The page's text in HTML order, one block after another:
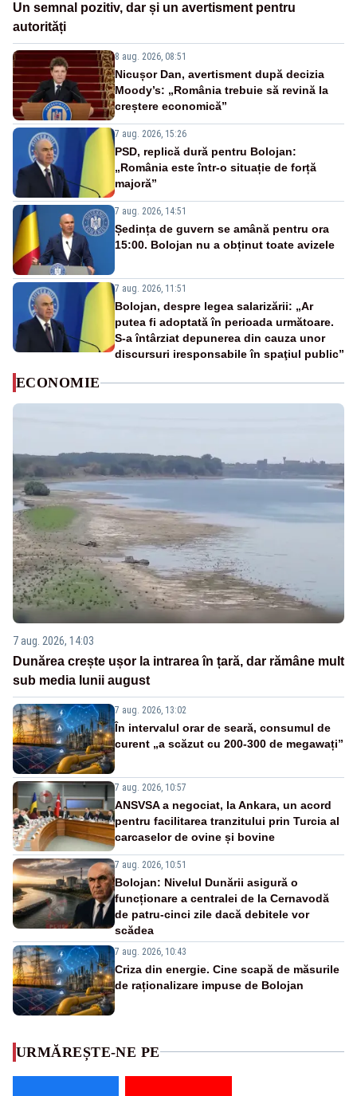
Un semnal pozitiv, dar și un avertisment pentru
autorități
8 aug. 2026, 08:51
Nicușor Dan, avertisment după decizia
Moody’s: „România trebuie să revină la
creștere economică”
7 aug. 2026, 15:26
PSD, replică dură pentru Bolojan:
„România este într-o situație de forță
majoră”
7 aug. 2026, 14:51
Ședința de guvern se amână pentru ora
15:00. Bolojan nu a obținut toate avizele
7 aug. 2026, 11:51
Bolojan, despre legea salarizării: „Ar
putea fi adoptată în perioada următoare.
S-a întârziat depunerea din cauza unor
discursuri iresponsabile în spaţiul public”
ECONOMIE
7 aug. 2026, 14:03
Dunărea crește ușor la intrarea în țară, dar rămâne mult
sub media lunii august
7 aug. 2026, 13:02
În intervalul orar de seară, consumul de
curent „a scăzut cu 200-300 de megawați”
7 aug. 2026, 10:57
ANSVSA a negociat, la Ankara, un acord
pentru facilitarea tranzitului prin Turcia al
carcaselor de ovine și bovine
7 aug. 2026, 10:51
Bolojan: Nivelul Dunării asigură o
funcționare a centralei de la Cernavodă
de patru-cinci zile dacă debitele vor
scădea
7 aug. 2026, 10:43
Criza din energie. Cine scapă de măsurile
de raționalizare impuse de Bolojan
URMĂREȘTE-NE PE